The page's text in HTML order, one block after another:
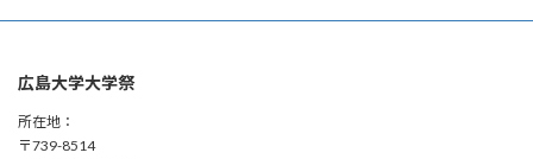
広島大学大学祭
所在地：
〒739-8514